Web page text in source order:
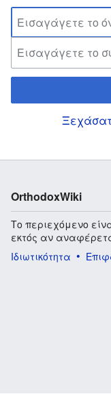
OrthodoxWiki
Το περιεχόμενο
εκτός αν
Ιδιωτικότητα